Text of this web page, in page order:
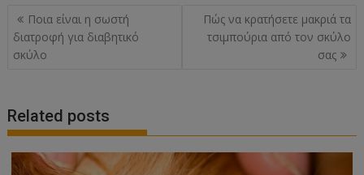
Post
navigation
Ποια είναι η σωστή
διατροφή για διαβητικό
σκύλο
Πώς να κρατήσετε μακριά τα
τσιμπούρια από τον σκύλο
σας
Related posts